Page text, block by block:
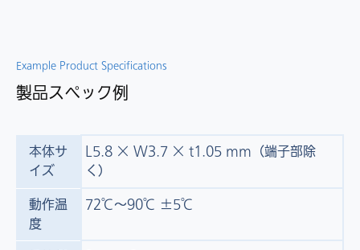
Example Product Specifications
製品スペック例
本体サ
イズ
L5.8 × W3.7 × t1.05 mm（端子部除
く）
動作温
度
72℃～90℃ ±5℃